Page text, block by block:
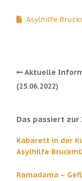
Asylhilfe
Aktuelle
(25.06.2022)
Das passiert zur
Kabarett in der
Asylhilfe
Ramadama –